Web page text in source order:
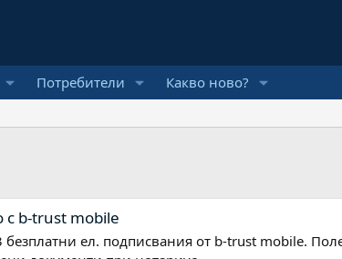
Потребители Какво ново?
с b-trust mobile
безплатни ел. подписвания от b-trust mobile.